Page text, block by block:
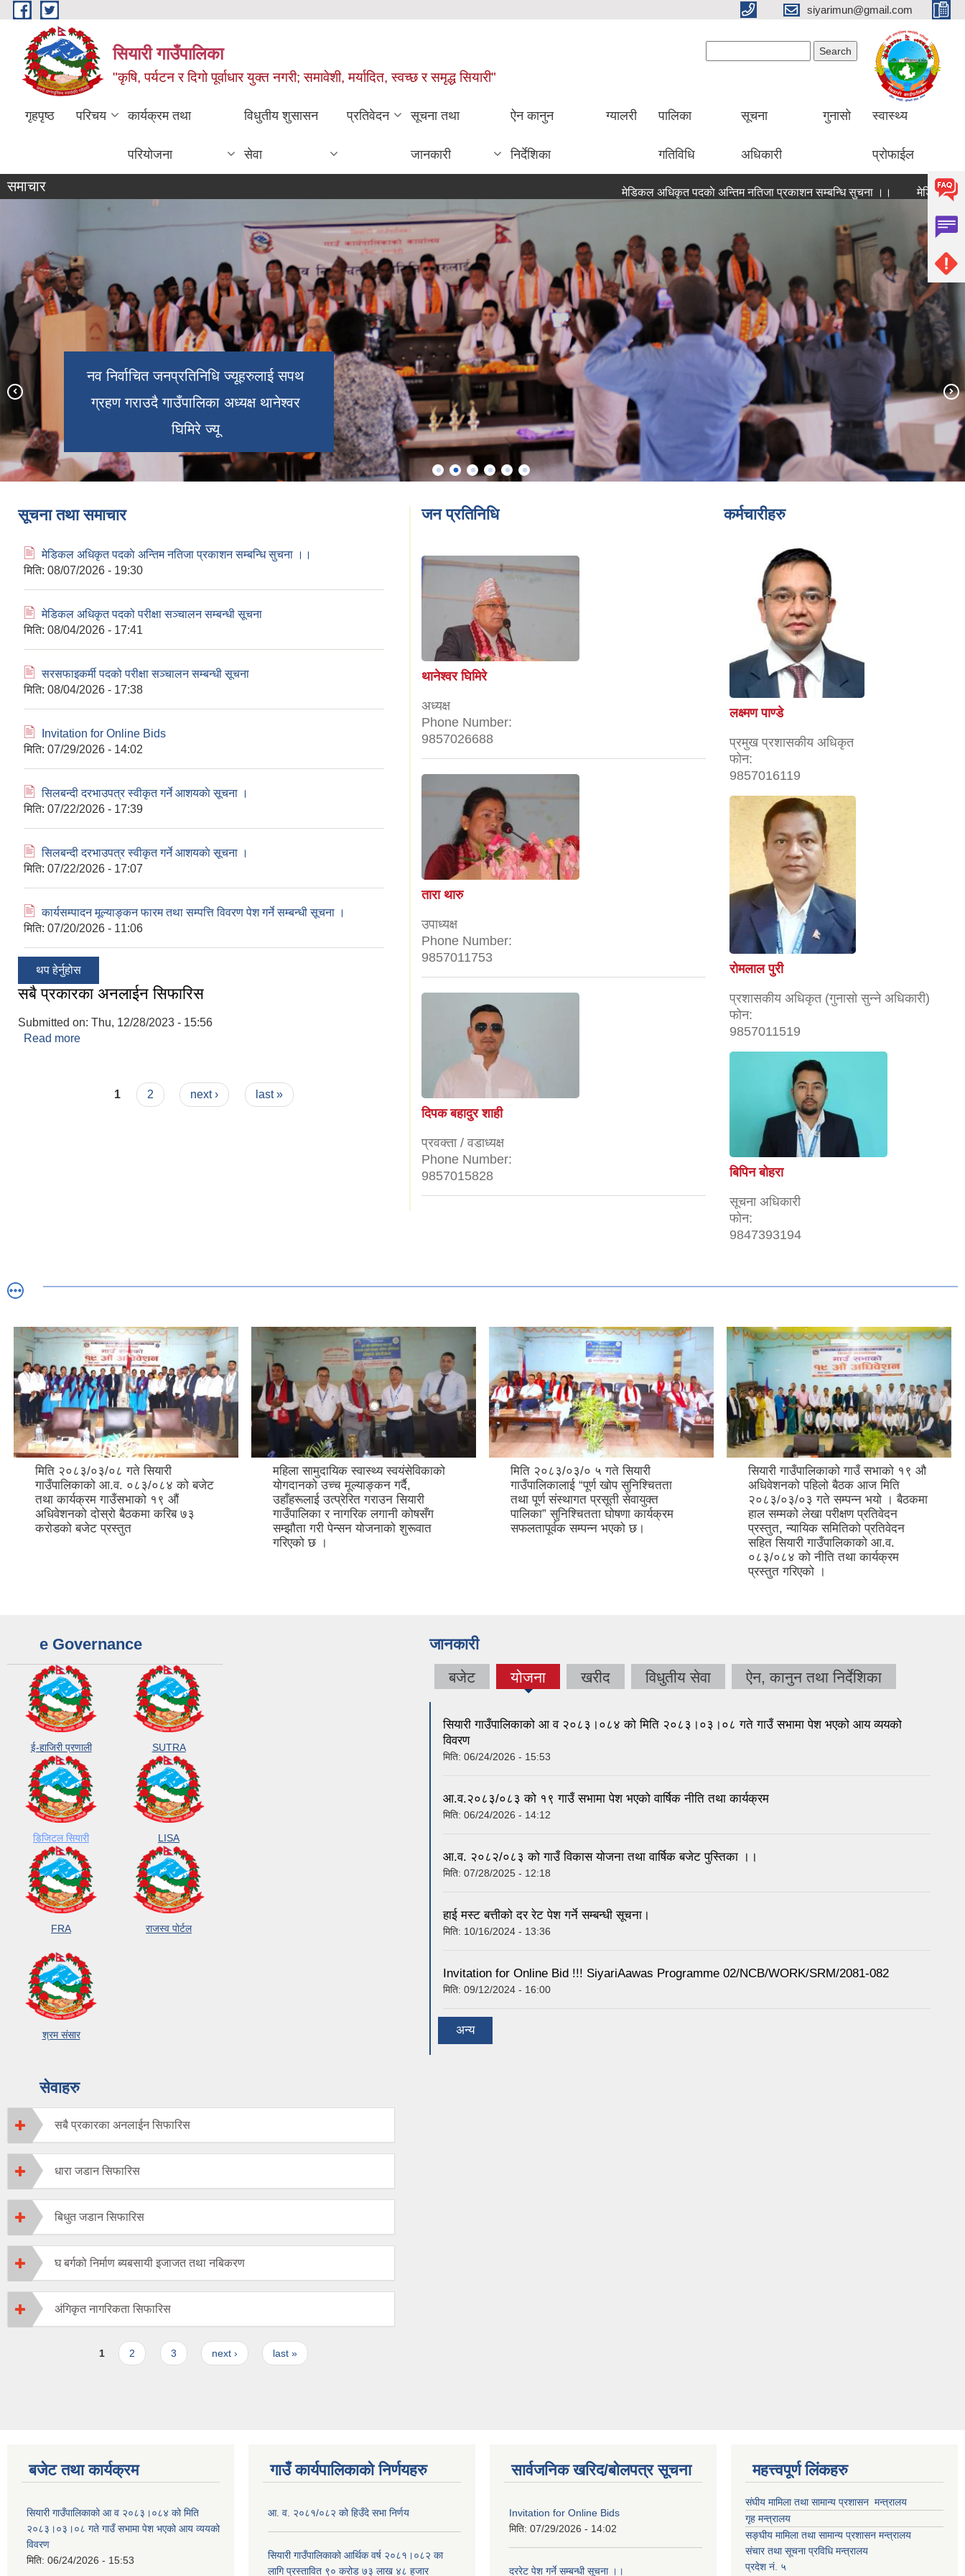
Skip to main content siyarimun@gmail.com
सियारी गाउँपालिका
"कृषि, पर्यटन र दिगो पूर्वाधार युक्त नगरी; समावेशी, मर्यादित, स्वच्छ र समृद्ध सियारी"
गृहपृष्ठ परिचय कार्यक्रम तथा
परियोजना
विधुतीय शुसासन
सेवा
प्रतिवेदन सूचना तथा
जानकारी
ऐन कानुन
निर्देशिका
ग्यालरी पालिका
गतिविधि
सूचना
अधिकारी
गुनासो स्वास्थ्य
प्रोफाईल
समाचार मेडिकल अधिकृत पदकाे अन्तिम नतिजा प्रकाशन सम्बन्धि सुचना ।। मेडिकल अधिकृत
सियारी गाउँपालिकाको प्रशासनिक भवन
नव निर्वाचित जनप्रतिनिधि ज्यूहरुलाई सपथ
ग्रहण गराउदै गाउँपालिका अध्यक्ष थानेश्वर
घिमिरे ज्यू
सियारी गाउँपालिका गाउँ वलकका जग्गा
धनीलाई जग्गा धनी पुर्जा वितरण गर्नु हुदै
अध्यक्ष, उपाध्यक्ष, प्रमुख प्रशासकीय अधिकृत
र नापी प्रमुख ज्युहरु ।
आ.व. २०८०/८१ को वाषिक नीति तथा
कार्यक्रमको झलक
सारस
सारस अण्डा
सूचना तथा समाचार
🖹 मेडिकल अधिकृत पदकाे अन्तिम नतिजा प्रकाशन सम्बन्धि सुचना ।।
मिति: 08/07/2026 - 19:30
🖹 मेडिकल अधिकृत पदको परीक्षा सञ्चालन सम्बन्धी सूचना
मिति: 08/04/2026 - 17:41
🖹 सरसफाइकर्मी पदको परीक्षा सञ्चालन सम्बन्धी सूचना
मिति: 08/04/2026 - 17:38
🖹
Invitation for Online Bids
मिति: 07/29/2026 - 14:02
🖹 सिलबन्दी दरभाउपत्र स्वीकृत गर्ने आशयकाे सूचना ।
मिति: 07/22/2026 - 17:39
🖹 सिलबन्दी दरभाउपत्र स्वीकृत गर्ने आशयकाे सूचना ।
मिति: 07/22/2026 - 17:07
🖹 कार्यसम्पादन मूल्याङ्कन फारम तथा सम्पत्ति विवरण पेश गर्ने सम्बन्धी सूचना ।
मिति: 07/20/2026 - 11:06
थप हेर्नुहोस
सबै प्रकारका अनलाईन सिफारिस
Submitted on: Thu, 12/28/2023 - 15:56
Read more
1 2 next › last »
जन प्रतिनिधि
थानेश्वर घिमिरे
अध्यक्ष
Phone Number:
9857026688
तारा थारु
उपाध्यक्ष
Phone Number:
9857011753
दिपक बहादुर शाही
प्रवक्ता / वडाध्यक्ष
Phone Number:
9857015828
कर्मचारीहरु
लक्ष्मण पाण्डे
प्रमुख प्रशासकीय अधिकृत
फोन:
9857016119
रोमलाल पुरी
प्रशासकीय अधिकृत (गुनासो सुन्ने अधिकारी)
फोन:
9857011519
बिपिन बोहरा
सूचना अधिकारी
फोन:
9847393194
मिति २०८३/०३/०८ गते सियारी
गाउँपालिकाको आ.व. ०८३/०८४ को बजेट
तथा कार्यक्रम गाउँसभाको १९ औं
अधिवेशनको दोस्रो बैठकमा करिब ७३
करोडको बजेट प्रस्तुत
महिला सामुदायिक स्वास्थ्य स्वयंसेविकाको
योगदानको उच्च मूल्याङ्कन गर्दै,
उहाँहरूलाई उत्प्रेरित गराउन सियारी
गाउँपालिका र नागरिक लगानी कोषसँग
सम्झौता गरी पेन्सन योजनाको शुरूवात
गरिएको छ ।
मिति २०८३/०३/० ५ गते सियारी
गाउँपालिकालाई “पूर्ण खोप सुनिश्चितता
तथा पूर्ण संस्थागत प्रसूती सेवायुक्त
पालिका” सुनिश्चितता घोषणा कार्यक्रम
सफलतापूर्वक सम्पन्न भएको छ।
सियारी गाउँपालिकाको गाउँ सभाको १९ औ
अधिवेशनको पहिलो बैठक आज मिति
२०८३/०३/०३ गते सम्पन्न भयो । बैठकमा
हाल सम्मको लेखा परीक्षण प्रतिवेदन
प्रस्तुत, न्यायिक समितिको प्रतिवेदन
सहित सियारी गाउँपालिकाको आ.व.
०८३/०८४ को नीति तथा कार्यक्रम
प्रस्तुत गरिएको ।
e Governance
ई-हाजिरी प्रणाली SUTRA
डिजिटल सियारी LISA
FRA राजस्व पोर्टल
श्रम संसार
सेवाहरु
सबै प्रकारका अनलाईन सिफारिस
धारा जडान सिफारिस
बिधुत जडान सिफारिस
घ बर्गको निर्माण ब्यबसायी इजाजत तथा नबिकरण
अंगिकृत नागरिकता सिफारिस
1 2 3 next › last »
जानकारी
बजेट योजना
(active
खरीद विधुतीय सेवा ऐन, कानुन तथा निर्देशिका
सियारी गाउँपालिकाको आ व २०८३।०८४ को मिति २०८३।०३।०८ गते गाउँ सभामा पेश भएको आय व्ययको
विवरण
मिति: 06/24/2026 - 15:53
आ.व.२०८३/०८३ को १९ गाउँ सभामा पेश भएको वार्षिक नीति तथा कार्यक्रम
मिति: 06/24/2026 - 14:12
आ.व. २०८२/०८३ को गाउँ विकास योजना तथा वार्षिक बजेट पुस्तिका ।।
मिति: 07/28/2025 - 12:18
हाई मस्ट बत्तीको दर रेट पेश गर्ने सम्बन्धी सूचना।
मिति: 10/16/2024 - 13:36
Invitation for Online Bid !!! SiyariAawas Programme 02/NCB/WORK/SRM/2081-082
मिति: 09/12/2024 - 16:00
अन्य
बजेट तथा कार्यक्रम
सियारी गाउँपालिकाको आ व २०८३।०८४ को मिति
२०८३।०३।०८ गते गाउँ सभामा पेश भएको आय व्ययको
विवरण
मिति: 06/24/2026 - 15:53
गाउँ कार्यपालिकाको निर्णयहरु
आ. व. २०८१/०८२ को हिउँदे सभा निर्णय
सियारी गाउँपालिकाको आर्थिक वर्ष २०८१।०८२ का
लागि प्रस्तावित ९० करोड ७३ लाख ४८ हजार
सार्वजनिक खरिद/बोलपत्र सूचना
Invitation for Online Bids
मिति: 07/29/2026 - 14:02
दररेट पेश गर्ने सम्बन्धी सूचना ।।
महत्त्वपूर्ण लिंकहरु
संघीय मामिला तथा सामान्य प्रशासन मन्त्रालय
गृह मन्त्रालय
सङ्घीय मामिला तथा सामान्य प्रशासन मन्त्रालय
संचार तथा सूचना प्रविधि मन्त्रालय
प्रदेश नं. ५